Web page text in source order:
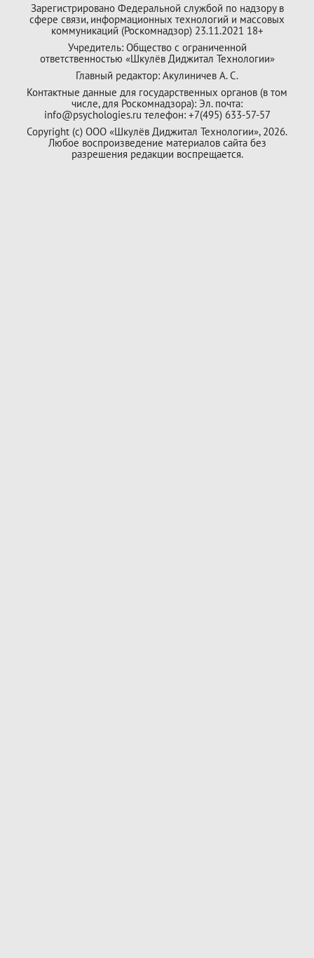
Зарегистрировано Федеральной службой по надзору в
сфере связи, информационных технологий и массовых
коммуникаций (Роскомнадзор) 23.11.2021 18+
Учредитель: Общество с ограниченной
ответственностью «Шкулёв Диджитал Технологии»
Главный редактор: Акулиничев А. С.
Контактные данные для государственных органов (в том
числе, для Роскомнадзора): Эл. почта:
info@psychologies.ru телефон: +7(495) 633-57-57
Copyright (с) ООО «Шкулёв Диджитал Технологии», 2026.
Любое воспроизведение материалов сайта без
разрешения редакции воспрещается.